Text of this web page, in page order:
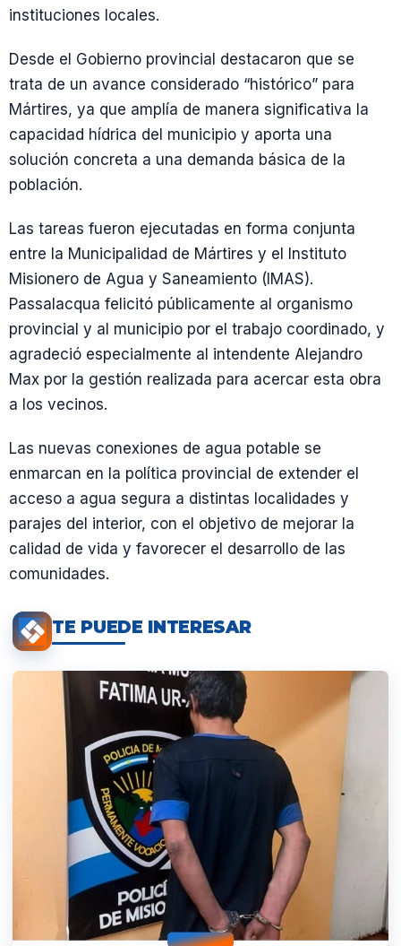
instituciones locales.
Desde el Gobierno provincial destacaron que se
trata de un avance considerado “histórico” para
Mártires, ya que amplía de manera significativa la
capacidad hídrica del municipio y aporta una
solución concreta a una demanda básica de la
población.
Las tareas fueron ejecutadas en forma conjunta
entre la Municipalidad de Mártires y el Instituto
Misionero de Agua y Saneamiento (IMAS).
Passalacqua felicitó públicamente al organismo
provincial y al municipio por el trabajo coordinado, y
agradeció especialmente al intendente Alejandro
Max por la gestión realizada para acercar esta obra
a los vecinos.
Las nuevas conexiones de agua potable se
enmarcan en la política provincial de extender el
acceso a agua segura a distintas localidades y
parajes del interior, con el objetivo de mejorar la
calidad de vida y favorecer el desarrollo de las
comunidades.
TE PUEDE INTERESAR